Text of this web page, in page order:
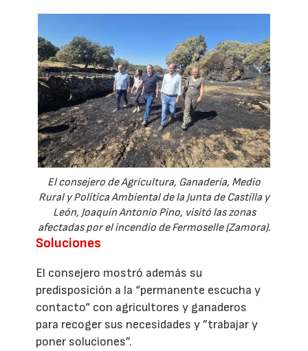
El consejero de Agricultura, Ganadería, Medio
Rural y Política Ambiental de la Junta de Castilla y
León, Joaquín Antonio Pino, visitó las zonas
afectadas por el incendio de Fermoselle (Zamora).
Soluciones
El consejero mostró además su
predisposición a la “permanente escucha y
contacto“ con agricultores y ganaderos
para recoger sus necesidades y ”trabajar y
poner soluciones”.